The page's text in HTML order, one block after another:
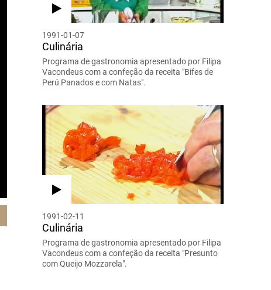
1991-01-07
Culinária
Programa de gastronomia apresentado por Filipa
Vacondeus com a confeção da receita "Bifes de
Perú Panados e com Natas".
1991-02-11
Culinária
Programa de gastronomia apresentado por Filipa
Vacondeus com a confeção da receita "Presunto
com Queijo Mozzarela".